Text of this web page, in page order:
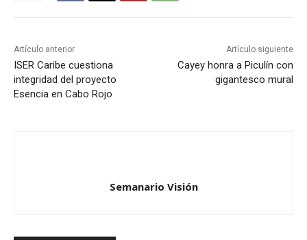
Artículo anterior
ISER Caribe cuestiona
integridad del proyecto
Esencia en Cabo Rojo
Artículo siguiente
Cayey honra a Piculín con
gigantesco mural
Semanario Visión